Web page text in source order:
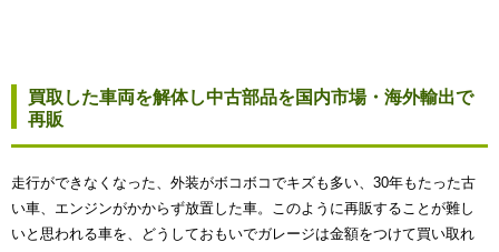
買取した車両を解体し中古部品を国内市場・海外輸出で
再販
走行ができなくなった、外装がボコボコでキズも多い、30年もたった古
い車、エンジンがかからず放置した車。このように再販することが難し
いと思われる車を、どうしておもいでガレージは金額をつけて買い取れ